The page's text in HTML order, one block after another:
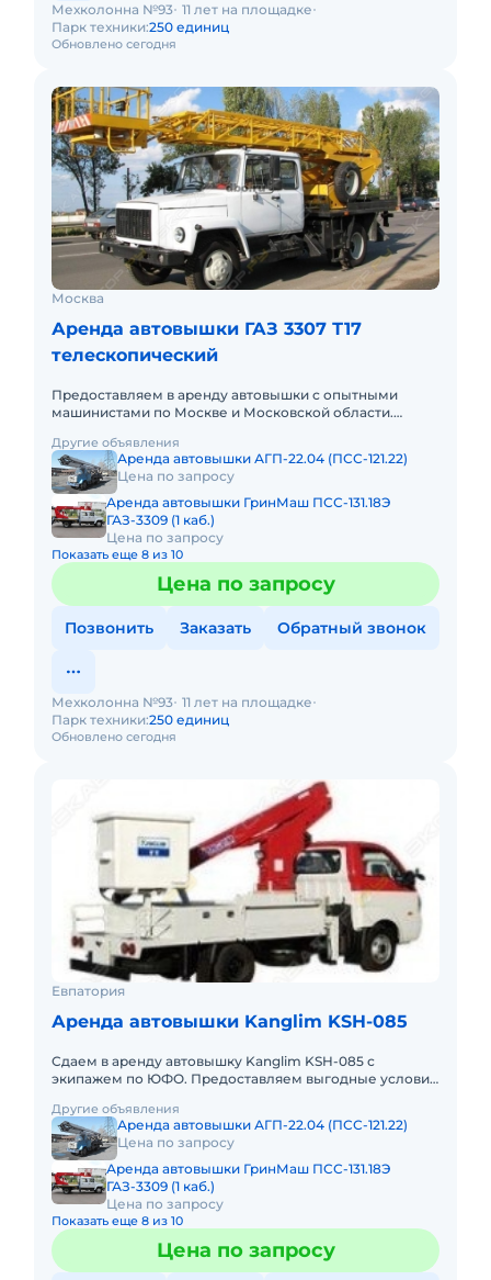
Обновлено сегодня
Мехколонна №93 11 лет на площадке
Парк техники:250 единиц
Москва
Аренда автовышки ГАЗ 3307 Т17
телескопический
Предоставляем в аренду автовышки с опытными
машинистами по Москве и Московской области.
(почасовой, посменный) При
Другие объявления
Аренда автовышки АГП-22.04 (ПСС-121.22)
Цена по запросу
Аренда автовышки ГринМаш ПСС-131.18Э
ГАЗ-3309 (1 каб.)
Цена по запросу
Показать еще 8 из 10
Цена по запросу
Позвонить Заказать Обратный звонок
Обновлено сегодня
Мехколонна №93 11 лет на площадке
Парк техники:250 единиц
Евпатория
Аренда автовышки Kanglim KSH-085
Сдаем в аренду автовышку Kanglim KSH-085 с
экипажем по ЮФО. Предоставляем выгодные условия
федеральном округе. Кром
Другие объявления
Аренда автовышки АГП-22.04 (ПСС-121.22)
Цена по запросу
Аренда автовышки ГринМаш ПСС-131.18Э
ГАЗ-3309 (1 каб.)
Цена по запросу
Показать еще 8 из 10
Цена по запросу